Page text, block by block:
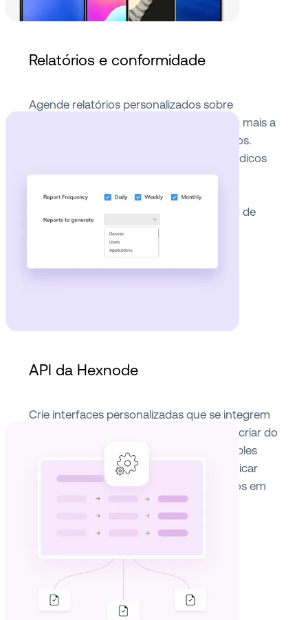
Relatórios e conformidade
Agende relatórios personalizados sobre
dispositivos, usuários, aplicações e muito mais a
serem entregues em intervalos específicos.
Receba relatórios de conformidade periódicos
sobre dispositivos com base nas suas
configurações, tornando mais fácil a
segregação de dispositivos e a resolução de
problemas de conformidade.
API da Hexnode
Crie interfaces personalizadas que se integrem
facilmente com a Hexnode sem precisar criar do
zero. Use solicitações de API RESTful simples
para automatizar tarefas repetitivas e aplicar
políticas de gerenciamento de dispositivos em